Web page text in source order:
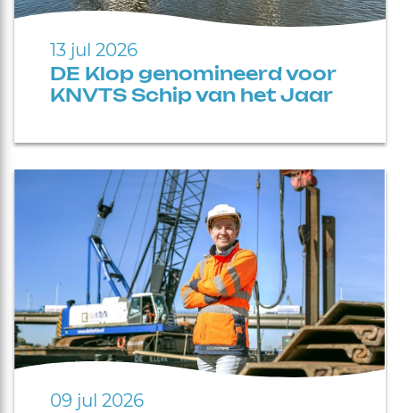
13 jul 2026
DE Klop genomineerd voor
KNVTS Schip van het Jaar
09 jul 2026